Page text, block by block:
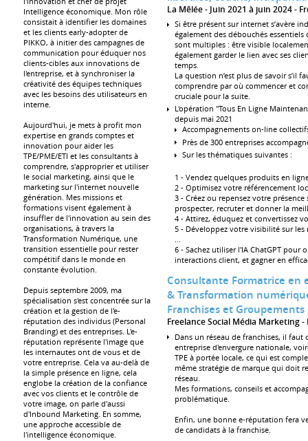
Intelligence économique. Mon rôle
consistait à identifier les domaines
et les clients early-adopter de
PIKKO, à initier des campagnes de
communication pour éduquer nos
clients-cibles aux innovations de
l'entreprise, et à synchroniser la
créativité des équipes techniques
avec les besoins des utilisateurs en
interne.
Aujourd'hui, je mets à profit mon
expertise en grands comptes et
innovation pour aider les
TPE/PME/ETI et les consultants à
comprendre, s'approprier et utiliser
le social marketing, ainsi que le
marketing sur l'internet nouvelle
génération. Mes missions et
formations visent également à
insuffler de l'innovation au sein des
organisations, à travers la
Transformation Numérique, une
transition essentielle pour rester
compétitif dans le monde en
constante évolution.
Depuis septembre 2009, ma
spécialisation s'est concentrée sur la
création et la gestion de l'e-
réputation des individus (Personal
Branding) et des entreprises. L'e-
réputation représente l'image que
les internautes ont de vous et de
votre entreprise. Cela va au-delà de
la simple présence en ligne, cela
englobe la création de la confiance
avec vos clients et le contrôle de
votre image, on parle d'aussi
d'Inbound Marketing. En somme,
une approche accessible de
l'intelligence économique.
La Mêlée Juin 2021 à juin 2024
Si être présent sur internet s’avère
également des débouchés
sont multiples : être visible
également garder le lien avec ses
temps.
La question n’est plus de savoir s’il
comprendre par où commencer et
cruciale pour la suite.
L'opération "Tous En Ligne
depuis mai 2021
Accompagnements on-line
Près de 300 entreprises
Sur les thématiques suivantes :
1 - Vendez quelques produits en
2 - Optimisez votre référencement
3 - Créez ou repensez votre
prospecter, recruter et donner la
4 - Attirez, éduquez et convertissez
5 - Développez votre visibilité sur les
...
6 - Sachez utiliser l'IA ChatGPT
interactions client, et gagner en
Consultante Formatrice
& Transformation
Franchises et
Freelance Social Média Marketing
Dans un réseau de franchises, il
entreprise d'envergure nationale,
TPE à portée locale, ce qui est
même stratégie de marque qui doit
réseau.
Mes formations, conseils et
problématique.
Enfin, une bonne e-réputation fera
de candidats à la franchise.